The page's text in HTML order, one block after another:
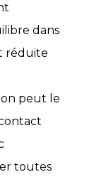
dans
réduite
peut le
toutes